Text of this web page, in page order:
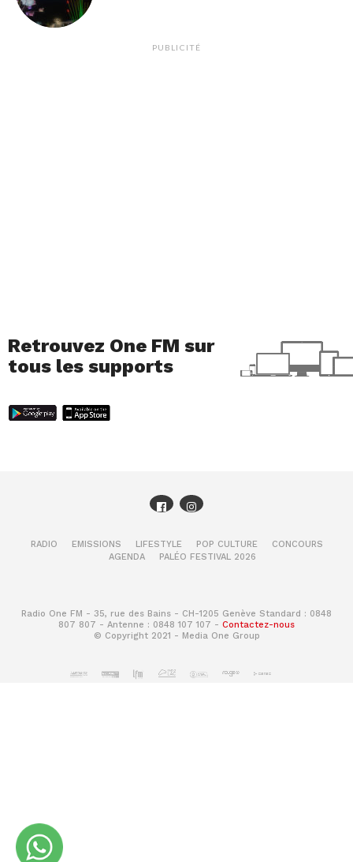
PUBLICITÉ
Retrouvez One FM sur
tous les supports
RADIO EMISSIONS LIFESTYLE POP CULTURE
CONCOURS
AGENDA
PALÉO FESTIVAL 2026
Radio One FM - 35, rue des Bains - CH-1205 Genève Standard : 0848
807 807 - Antenne : 0848 107 107 - Contactez-nous
© Copyright 2021 - Media One Group